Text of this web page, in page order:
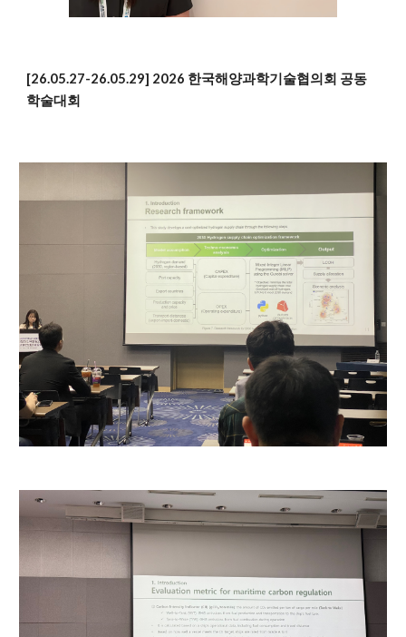
[26.05.27-26.05.29] 2026 한국해양과학기술협의회 공동
학술대회